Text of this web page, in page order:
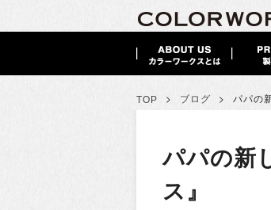
TOP > ブログ > パパの
パパの新
ス』